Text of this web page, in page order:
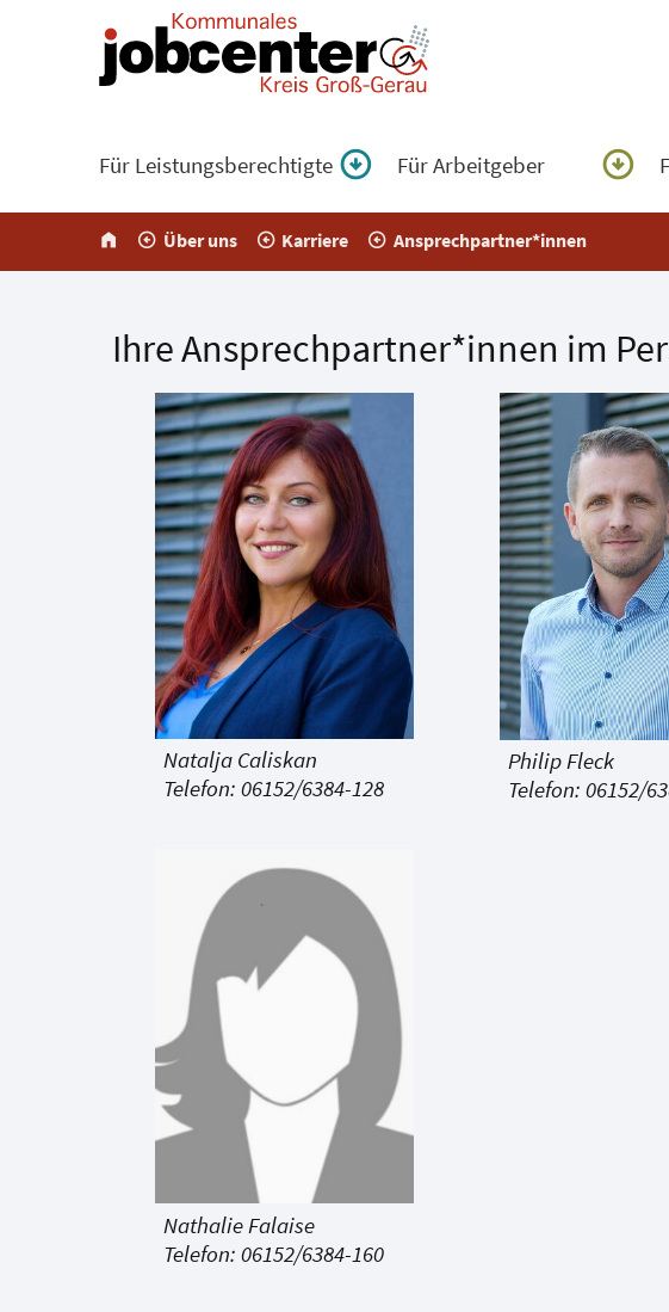
Für Leistungsberechtigte Für Arbeitgeber
home Über uns Karriere Ansprechpartner*innen
Ihre Ansprechpartner*innen im
Natalja Caliskan
Telefon: 06152/6384-128
Nathalie Falaise
Telefon: 06152/6384-160
Philip Fleck
Telefon: 06152/